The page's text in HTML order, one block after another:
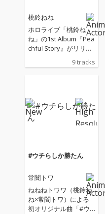
桃鈴ねね
ホロライブ「桃鈴ね
ね」の1st Album『Pea
chful Story』がリリー
ス！ これまでに配信リ
リースしてきた「ねね
ラカラ！」「Liminal」
のほか、新規楽曲を収
録。
9 tracks
#ウチらしか勝たん
常闇トワ
ねねねトワワ（桃鈴ね
ね×常闇トワ）による
初オリジナル曲「#ウ